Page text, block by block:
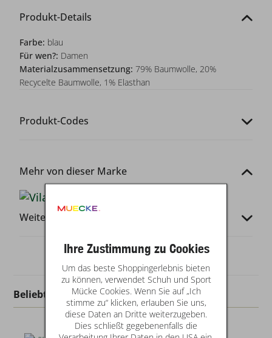
Produkt-Details
Farbe: blau
Für wen?: Damen
Materialzusammensetzung: 79% Baumwolle, 20%
Recycelte Baumwolle, 1% Elasthan
Produkt-Codes
Mehr von dieser Marke
Weitere Infos
Beliebt in dieser Kategorie
Ihre Zustimmung zu Cookies
Um das beste Shoppingerlebnis bieten
zu können, verwendet Schuh und Sport
Mücke Cookies. Wenn Sie auf „Ich
stimme zu“ klicken, erlauben Sie uns,
diese Daten an Dritte weiterzugeben.
Dies schließt gegebenenfalls die